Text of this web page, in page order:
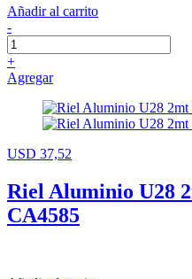
Añadir al carrito
-
+
Agregar
USD 37,52
Riel Aluminio U28
CA4585